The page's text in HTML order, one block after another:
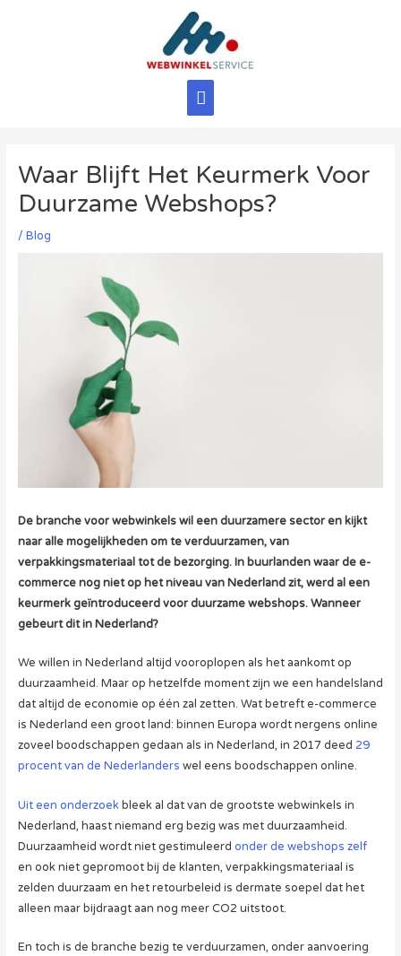
Hoofdmenu
Waar Blijft Het Keurmerk Voor
Duurzame Webshops?
/ Blog
De branche voor webwinkels wil een duurzamere sector en kijkt
naar alle mogelijkheden om te verduurzamen, van
verpakkingsmateriaal tot de bezorging. In buurlanden waar de e-
commerce nog niet op het niveau van Nederland zit, werd al een
keurmerk geïntroduceerd voor duurzame webshops. Wanneer
gebeurt dit in Nederland?
We willen in Nederland altijd vooroplopen als het aankomt op
duurzaamheid. Maar op hetzelfde moment zijn we een handelsland
dat altijd de economie op één zal zetten. Wat betreft e-commerce
is Nederland een groot land: binnen Europa wordt nergens online
zoveel boodschappen gedaan als in Nederland, in 2017 deed 29
procent van de Nederlanders wel eens boodschappen online.
Uit een onderzoekbleek al dat van de grootste webwinkels in
Nederland, haast niemand erg bezig was met duurzaamheid.
Duurzaamheid wordt niet gestimuleerd onder de webshops zelf
en ook niet gepromoot bij de klanten, verpakkingsmateriaal is
zelden duurzaam en het retourbeleid is dermate soepel dat het
alleen maar bijdraagt aan nog meer CO2 uitstoot.
En toch is de branche bezig te verduurzamen, onder aanvoering